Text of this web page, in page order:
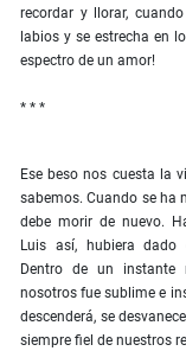
recordar y llorar,
labios y se estrecha en
espectro de un amor!
* * *
Ese beso nos cuesta la
sabemos. Cuando se ha
debe morir de nuevo.
Luis así, hubiera
Dentro de un
nosotros fue sublime e
descenderá, se
siempre fiel de nuestros